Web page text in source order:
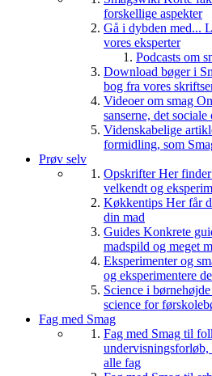
forskellige aspekter
Gå i dybden med...
vores eksperter
Podcasts om
Download bøger i
bog fra vores
Videoer om smag
sanserne, det
Videnskabelige
formidling, som
Prøv selv
OpskrifterHer
velkendt og
Køkkentips Her får
din mad
Guides Konkrete
madspild og meget
Eksperimenter og
og eksperimentere
Science i børnehøjde
science for
Fag med Smag
Fag med Smag til
alle fag